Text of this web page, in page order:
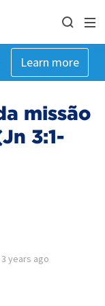
Learn more
missão
3:1-
3 years ago